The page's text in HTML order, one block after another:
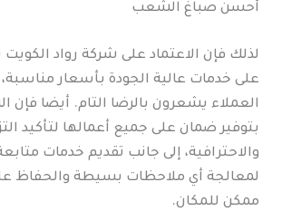
أحسن صباغ الشعب
لذلك فإن الاعتماد على شركة رواد
على خدمات عالية الجودة بأسعار
العملاء يشعرون بالرضا التام. أيضا فإن
بتوفير ضمان على جميع أعمالها لتأكيد
والاحترافية، إلى جانب تقديم خدمات
لمعالجة أي ملاحظات بسيطة والحفاظ
ممكن للمكان.